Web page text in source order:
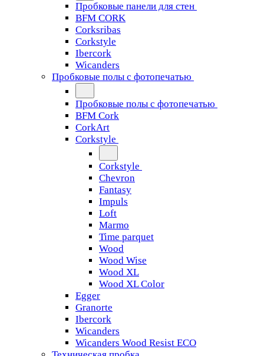
Пробковые панели для стен
BFM CORK
Corksribas
Corkstyle
Ibercork
Wicanders
Пробковые полы с фотопечатью
Пробковые полы с фотопечатью
BFM Cork
CorkArt
Corkstyle
Corkstyle
Chevron
Fantasy
Impuls
Loft
Marmo
Time parquet
Wood
Wood Wise
Wood XL
Wood XL Color
Egger
Granorte
Ibercork
Wicanders
Wicanders Wood Resist ECO